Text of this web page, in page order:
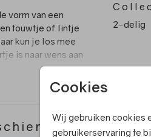
Cookies
Wij gebruiken cookies
gebruikerservaring te
vorm van een
touwtje of lintje
kun je los mee
is naar wens aan
2-delig
ook leuk